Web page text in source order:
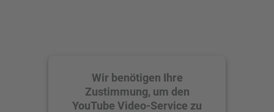
Wir benötigen Ihre
Zustimmung, um den
YouTube Video-Service zu